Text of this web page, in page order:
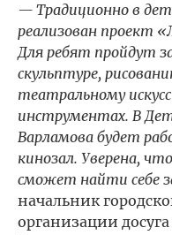
— Традиционно в
реализован проект
Для ребят пройдут
скульптуре,
театральному
инструментах. В
Варламова будет
кинозал. Уверена,
сможет найти себе
начальник
организации